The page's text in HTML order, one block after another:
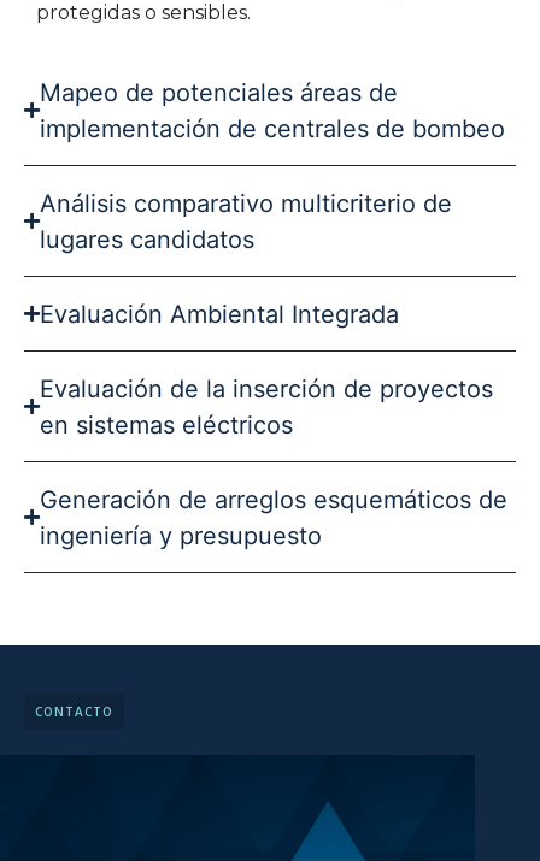
protegidas o sensibles.
Mapeo de potenciales áreas de
implementación de centrales de bombeo
Análisis comparativo multicriterio de
lugares candidatos
Evaluación Ambiental Integrada
Evaluación de la inserción de proyectos
en sistemas eléctricos
Generación de arreglos esquemáticos de
ingeniería y presupuesto
CONTACTO